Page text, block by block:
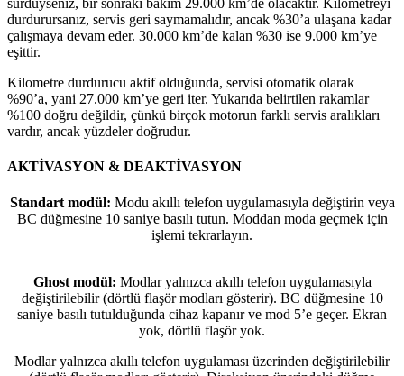
sürdüyseniz, bir sonraki bakım 29.000 km’de olacaktır. Kilometreyi
durdurursanız, servis geri saymamalıdır, ancak %30’a ulaşana kadar
çalışmaya devam eder. 30.000 km’de kalan %30 ise 9.000 km’ye
eşittir.
Kilometre durdurucu aktif olduğunda, servisi otomatik olarak
%90’a, yani 27.000 km’ye geri iter. Yukarıda belirtilen rakamlar
%100 doğru değildir, çünkü birçok motorun farklı servis aralıkları
vardır, ancak yüzdeler doğrudur.
AKTİVASYON & DEAKTİVASYON
Standart modül: Modu akıllı telefon uygulamasıyla değiştirin veya
BC düğmesine 10 saniye basılı tutun. Moddan moda geçmek için
işlemi tekrarlayın.
Ghost modül: Modlar yalnızca akıllı telefon uygulamasıyla
değiştirilebilir (dörtlü flaşör modları gösterir). BC düğmesine 10
saniye basılı tutulduğunda cihaz kapanır ve mod 5’e geçer. Ekran
yok, dörtlü flaşör yok.
Modlar yalnızca akıllı telefon uygulaması üzerinden değiştirilebilir